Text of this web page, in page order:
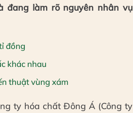
đang làm rõ nguyên nhân vụ
đồng
khác nhau
thuật vùng xám
ty hóa chất Đông Á (Công ty